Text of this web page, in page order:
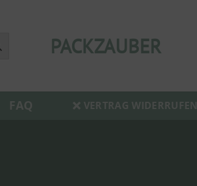
PACKZAUBER
FAQ VERTRAG WIDERRUFEN